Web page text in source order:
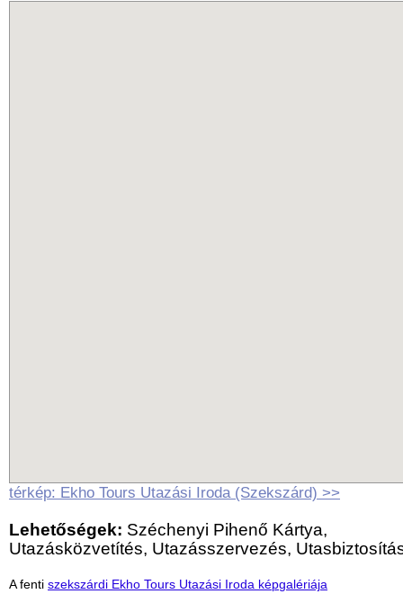
térkép: Ekho Tours Utazási Iroda (Szekszárd) >>
Lehetőségek: Széchenyi Pihenő Kártya,
Utazásközvetítés, Utazásszervezés,
A fenti szekszárdi Ekho Tours Utazási Iroda képgalériája